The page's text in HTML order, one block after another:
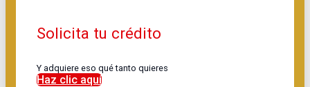
Solicita tu crédito
Y adquiere eso qué tanto quieres
Haz clic aquí